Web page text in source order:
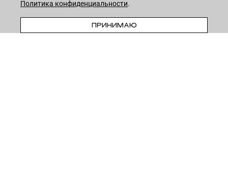
ПРЕДЗАКАЗ
Волосы
Дети
Для дома
Доставка товара
Бренды
НОВОСТНАЯ РАССЫЛКА
Политика конфиденциальности.
ПРИНИМАЮ